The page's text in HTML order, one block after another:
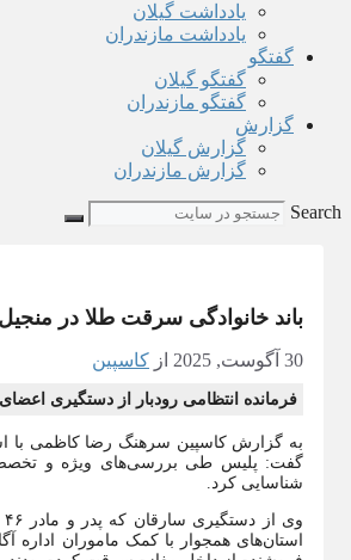
یادداشت گیلان
یادداشت مازندران
گفتگو
گفتگو گیلان
گفتگو مازندران
گزارش
گزارش گیلان
گزارش مازندران
Search
باند خانوادگی سرقت طلا در
30 آگوست, 2025 از کاسپین
فرمانده انتظامی رودبار از دستگیری
گفت: پلیس طی بررسی‌های ویژه و تخصصی
شناسایی کرد.